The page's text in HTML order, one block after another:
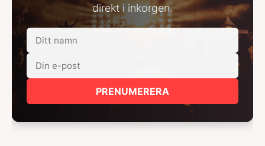
direkt i inkorgen.
PRENUMERERA